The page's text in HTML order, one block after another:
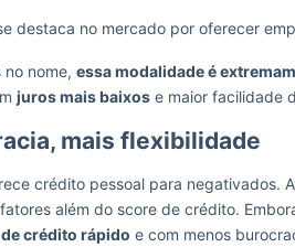
destaca no mercado por oferecer
nome, essa modalidade é
juros mais baixos e maior facilidade
mais flexibilidade
crédito pessoal para negativados.
além do score de crédito.
crédito rápido e com menos